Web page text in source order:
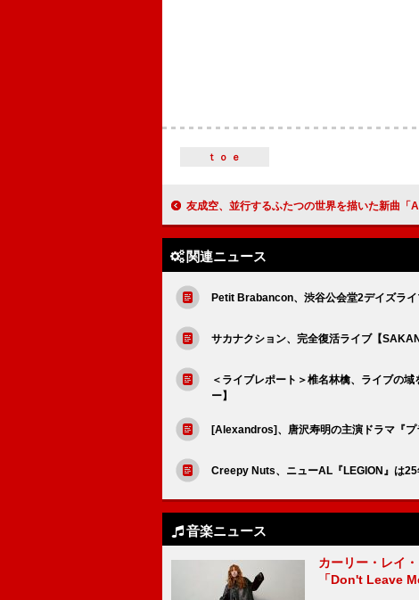
ｔｏｅ
友成空、並行するふたつの世界を描いた新曲「ACTOR」
関連ニュース
Petit Brabancon、渋谷公会堂2デイズラ
サカナクション、完全復活ライブ【
＜ライブレポート＞椎名林檎、ライブの
ー】
[Alexandros]、唐沢寿明の主演ドラマ『プ
Creepy Nuts、ニューAL『LEGION』は
音楽ニュース
カーリー・レイ
「Don't Leave